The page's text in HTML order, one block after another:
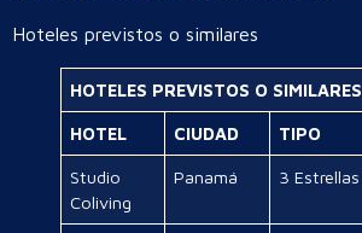
Hoteles previstos o similares
HOTELES PREVISTOS O SIMILARES
HOTEL CIUDAD TIPO
Studio
Coliving
Panamá 3 Estrellas